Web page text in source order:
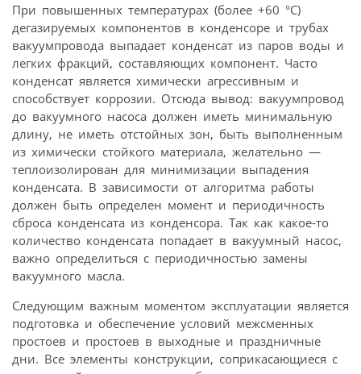
При повышенных температурах (более +60 °С)
дегазируемых компонентов в конденсоре и трубах
вакуумпровода выпадает конденсат из паров воды и
легких фракций, составляющих компонент. Часто
конденсат является химически агрессивным и
способствует коррозии. Отсюда вывод: вакуумпровод
до вакуумного насоса должен иметь минимальную
длину, не иметь отстойных зон, быть выполненным
из химически стойкого материала, желательно —
теплоизолирован для минимизации выпадения
конденсата. В зависимости от алгоритма работы
должен быть определен момент и периодичность
сброса конденсата из конденсора. Так как какое-то
количество конденсата попадает в вакуумный насос,
важно определиться с периодичностью замены
вакуумного масла.
Следующим важным моментом эксплуатации является
подготовка и обеспечение условий межсменных
простоев и простоев в выходные и праздничные
дни. Все элементы конструкции, соприкасающиеся с